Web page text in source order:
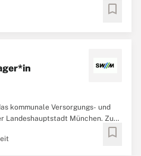
neben der Versorgung der
auch der Betrieb des
bookmark
kommunale Versorgungs- und
Landeshauptstadt München. Zu
neben der Versorgung der
auch der Betrieb des
bookmark